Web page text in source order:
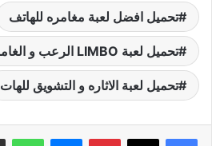
تحميل افضل لعبة مغامره للهاتف
تحميل لعبة LIMBO الرعب و الغامضة الشهيره للهاتف
تحميل لعبة الاثاره و التشويق للهات
بينتيريست واتساب